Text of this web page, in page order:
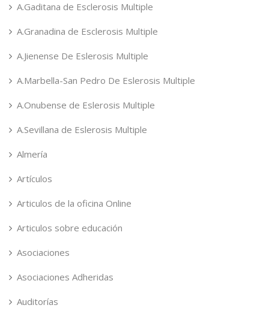
A.Gaditana de Esclerosis Multiple
A.Granadina de Esclerosis Multiple
A.Jienense De Eslerosis Multiple
A.Marbella-San Pedro De Eslerosis Multiple
A.Onubense de Eslerosis Multiple
A.Sevillana de Eslerosis Multiple
Almería
Artículos
Articulos de la oficina Online
Articulos sobre educación
Asociaciones
Asociaciones Adheridas
Auditorías